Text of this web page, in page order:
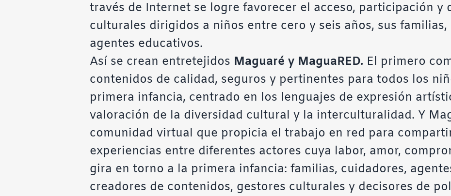
través de Internet se logre favorecer el acceso, participación y
culturales dirigidos a niños entre cero y seis años, sus
agentes educativos.
Así se crean entretejidos Maguaré y MaguaRED. El primero
contenidos de calidad, seguros y pertinentes para todos los
primera infancia, centrado en los lenguajes de expresión
valoración de la diversidad cultural y la interculturalidad. Y
comunidad virtual que propicia el trabajo en red para
experiencias entre diferentes actores cuya labor, amor,
gira en torno a la primera infancia: familias, cuidadores,
creadores de contenidos, gestores culturales y decisores de